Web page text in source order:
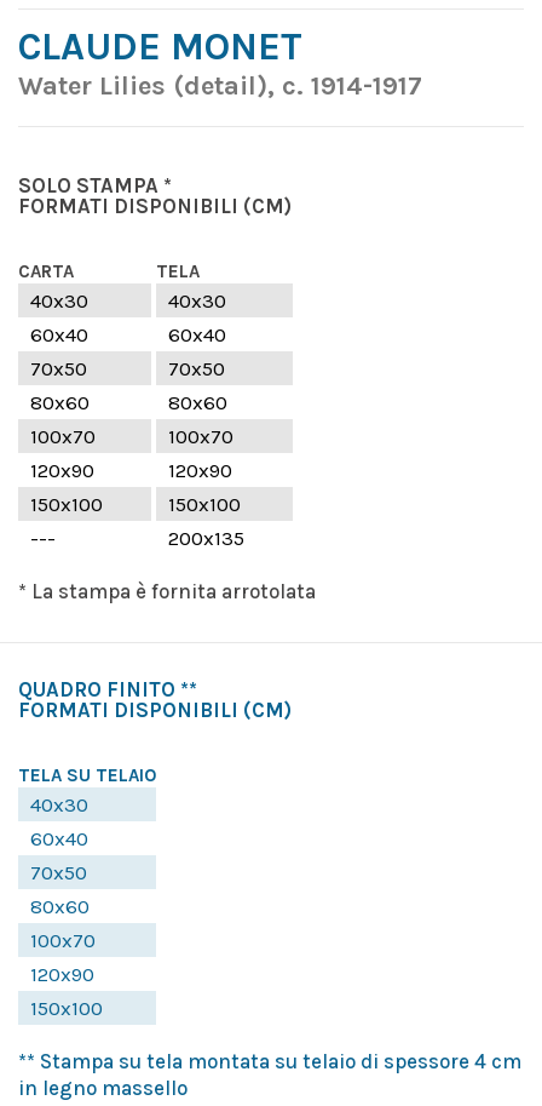
CLAUDE MONET
Water Lilies (detail), c. 1914-1917
SOLO STAMPA *
FORMATI DISPONIBILI (CM)
CARTA TELA
40x30
40x30
60x40
60x40
70x50
70x50
80x60
80x60
100x70
100x70
120x90
120x90
150x100
150x100
---
200x135
* La stampa è fornita arrotolata
QUADRO FINITO **
FORMATI DISPONIBILI (CM)
TELA SU TELAIO
40x30
60x40
70x50
80x60
100x70
120x90
150x100
** Stampa su tela montata su telaio di spessore 4 cm
in legno massello